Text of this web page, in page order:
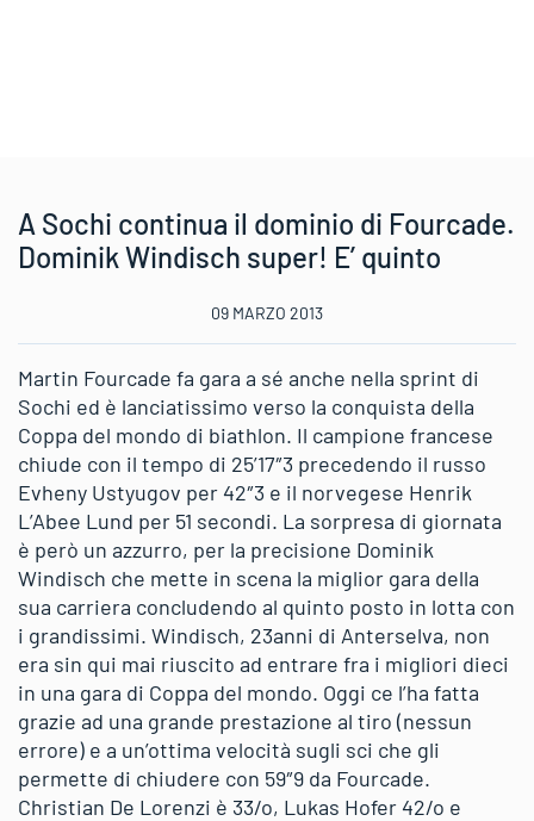
A Sochi continua il dominio di Fourcade.
Dominik Windisch super! E’ quinto
09 MARZO 2013
Martin Fourcade fa gara a sé anche nella sprint di
Sochi ed è lanciatissimo verso la conquista della
Coppa del mondo di biathlon. Il campione francese
chiude con il tempo di 25’17″3 precedendo il russo
Evheny Ustyugov per 42″3 e il norvegese Henrik
L’Abee Lund per 51 secondi. La sorpresa di giornata
è però un azzurro, per la precisione Dominik
Windisch che mette in scena la miglior gara della
sua carriera concludendo al quinto posto in lotta con
i grandissimi. Windisch, 23anni di Anterselva, non
era sin qui mai riuscito ad entrare fra i migliori dieci
in una gara di Coppa del mondo. Oggi ce l’ha fatta
grazie ad una grande prestazione al tiro (nessun
errore) e a un’ottima velocità sugli sci che gli
permette di chiudere con 59″9 da Fourcade.
Christian De Lorenzi è 33/o, Lukas Hofer 42/o e